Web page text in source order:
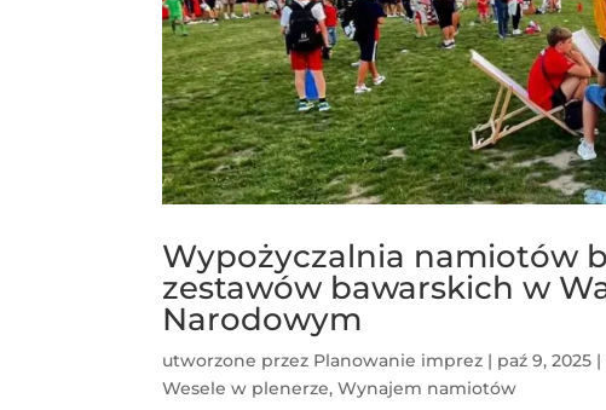
Wypożyczalnia namiotów
zestawów bawarskich w
Narodowym
utworzone przez Planowanie imprez | paź 9, 2025 |
Wesele w plenerze,Wynajem namiotów